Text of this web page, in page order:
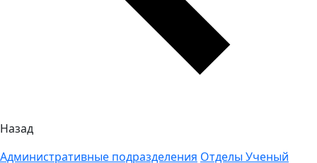
Назад
Административные подразделения Отделы Ученый